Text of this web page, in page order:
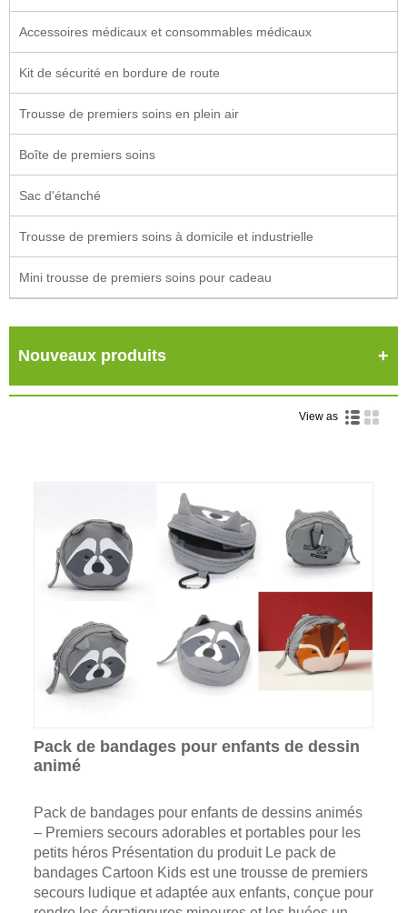
Accessoires médicaux et consommables médicaux
Kit de sécurité en bordure de route
Trousse de premiers soins en plein air
Boîte de premiers soins
Sac d'étanché
Trousse de premiers soins à domicile et industrielle
Mini trousse de premiers soins pour cadeau
Nouveaux produits
View as
Pack de bandages pour enfants de dessin
animé
Pack de bandages pour enfants de dessins animés
– Premiers secours adorables et portables pour les
petits héros Présentation du produit Le pack de
bandages Cartoon Kids est une trousse de premiers
secours ludique et adaptée aux enfants, conçue pour